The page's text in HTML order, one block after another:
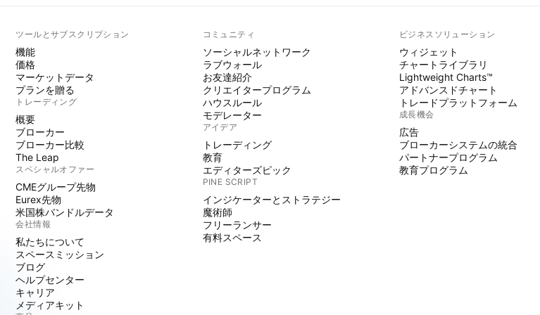
ツールとサブスクリプション
機能
価格
マーケットデータ
プランを贈る
トレーディング
概要
ブローカー
ブローカー比較
The Leap
スペシャルオファー
CMEグループ先物
Eurex先物
米国株バンドルデータ
会社情報
私たちについて
スペースミッション
ブログ
ヘルプセンター
キャリア
メディアキット
コミュニティ
ソーシャルネットワーク
ラブウォール
お友達紹介
クリエイタープログラム
ハウスルール
モデレーター
アイデア
トレーディング
教育
エディターズピック
PINE SCRIPT
インジケーターとストラテジー
魔術師
フリーランサー
有料スペース
ビジネスソリューション
ウィジェット
チャートライブラリ
Lightweight Charts™
アドバンスドチャート
トレードプラットフォーム
成長機会
広告
ブローカーシステムの統合
パートナープログラム
教育プログラム